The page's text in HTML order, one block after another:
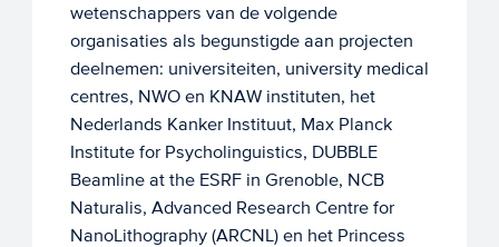
wetenschappers van de volgende
organisaties als begunstigde aan projecten
deelnemen: universiteiten, university medical
centres, NWO en KNAW instituten, het
Nederlands Kanker Instituut, Max Planck
Institute for Psycholinguistics, DUBBLE
Beamline at the ESRF in Grenoble, NCB
Naturalis, Advanced Research Centre for
NanoLithography (ARCNL) en het Princess